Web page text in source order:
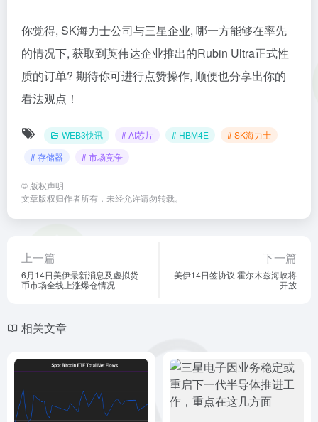
你觉得, SK海力士公司与三星企业, 哪一方能够在率先
的情况下, 获取到英伟达企业推出的Rubin Ultra正式性
质的订单? 期待你可进行点赞操作, 顺便也分享出你的
看法观点！
WEB3快讯 # AI芯片 # HBM4E
# SK海力士
# 存储器
# 市场竞争
© 版权声明
文章版权归作者所有，未经允许请勿转载。
上一篇
6月14日美伊最新消息及虚拟货
币市场全线上涨爆仓情况
下一篇
美伊14日签协议 霍尔木兹海峡将
开放
相关文章